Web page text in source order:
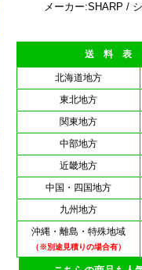
メーカー:SHARP /
送 料 表
北海道地方
東北地方
関東地方
中部地方
近畿地方
中国・四国地方
九州地方
沖縄・離島・特殊地域
（※別途見積りの場合有）